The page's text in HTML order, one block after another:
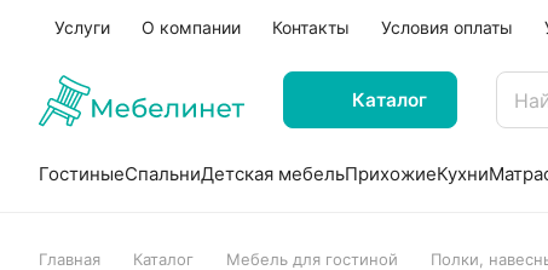
Услуги О компании Контакты Условия оплаты
Каталог
ГостиныеСпальниДетская мебельПрихожиеКухни
Главная Каталог Мебель для гостиной Полки,